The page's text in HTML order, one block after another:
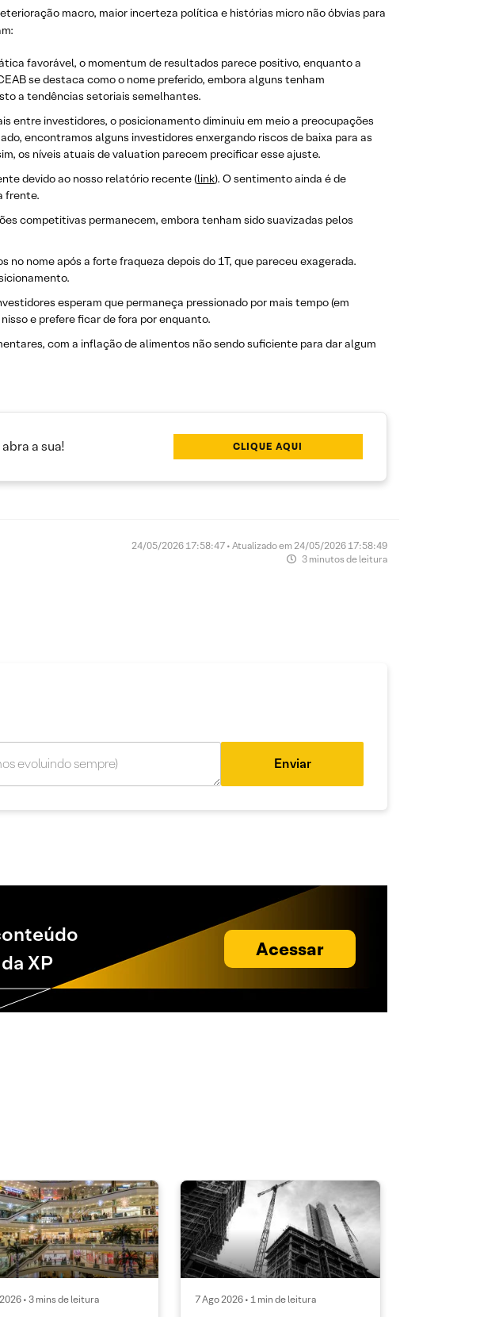
macro, maior incerteza política e histórias micro não óbvias para
favorável, o momentum de resultados parece positivo, enquanto a
se destaca como o nome preferido, embora alguns tenham
a tendências setoriais semelhantes.
entre investidores, o posicionamento diminuiu em meio a preocupações
encontramos alguns investidores enxergando riscos de baixa para as
os níveis atuais de valuation parecem precificar esse ajuste.
devido ao nosso relatório recente (link). O sentimento ainda é de
frente.
competitivas permanecem, embora tenham sido suavizadas pelos
no nome após a forte fraqueza depois do 1T, que pareceu exagerada.
esperam que permaneça pressionado por mais tempo (em
e prefere ficar de fora por enquanto.
com a inflação de alimentos não sendo suficiente para dar algum
a sua! CLIQUE AQUI
24/05/2026 17:58:47 • Atualizado em 24/05/2026 17:58:49
3 minutos de leitura
Enviar
XP
Acessar
• 3 mins de leitura 7 Ago 2026 • 1 min de leitura